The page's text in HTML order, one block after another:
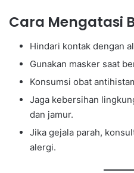
Cara Mengatasi
Hindari kontak dengan
Gunakan masker saat
Konsumsi obat
Jaga kebersihan
dan jamur.
Jika gejala parah,
alergi.